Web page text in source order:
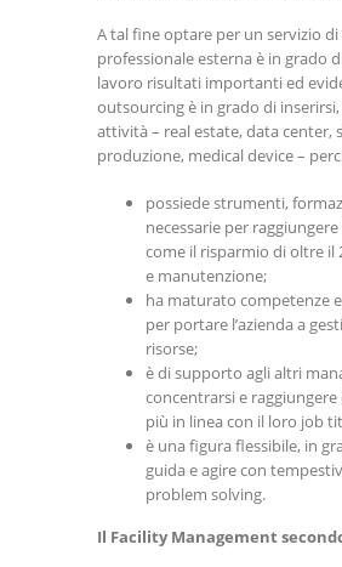
A tal fine optare per un servizio
professionale esterna è in grado
lavoro risultati importanti ed
outsourcing è in grado di
attività – real estate, data center,
produzione, medical device –
possiede strumenti,
necessarie per
come il risparmio di oltre il
e manutenzione;
ha maturato competenze
per portare l’azienda a
risorse;
è di supporto agli altri
concentrarsi e
più in linea con il loro job
è una figura flessibile, in
guida e agire con
problem solving.
Il Facility Management